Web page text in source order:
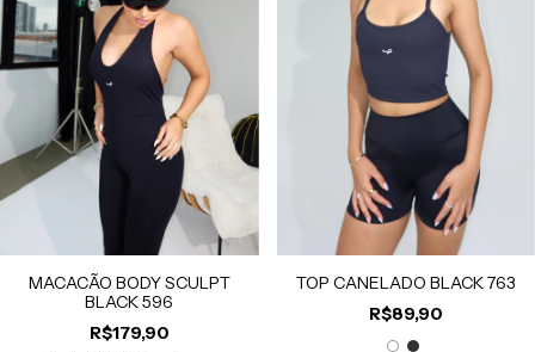
MACACÃO BODY SCULPT
BLACK 596
R$179,90
TOP CANELADO BLACK 763
R$89,90